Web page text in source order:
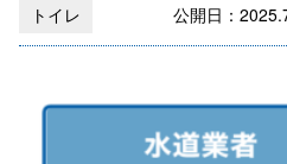
トイレ 公開日：